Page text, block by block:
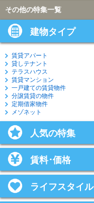
その他の特集一覧
建物タイプ
賃貸アパート
貸しテナント
テラスハウス
賃貸マンション
一戸建ての賃貸物件
分譲賃貸の物件
定期借家物件
メゾネット
人気の特集
賃料･価格
ライフスタイル